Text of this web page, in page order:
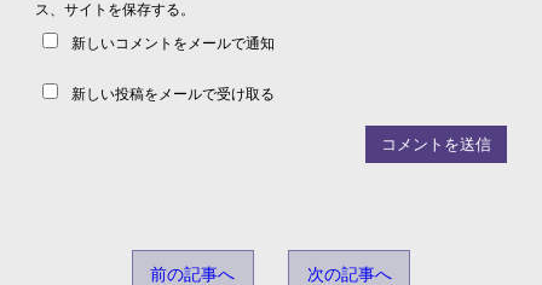
ス、サイトを保存する。
新しいコメントをメールで通知
新しい投稿をメールで受け取る
前の記事へ 次の記事へ